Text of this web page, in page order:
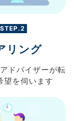
STEP.2
リング
アドバイザーが転
望を伺います